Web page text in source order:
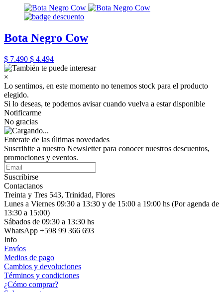
Bota Negro Cow
$ 7.490 $ 4.494
×
Lo sentimos, en este momento no tenemos stock para el producto
elegido.
Si lo deseas, te podemos avisar cuando vuelva a estar disponible
Notificarme
No gracias
Enterate de las últimas novedades
Suscribite a nuestro Newsletter para conocer nuestros descuentos,
promociones y eventos.
Suscribirse
Contactanos
Treinta y Tres 543, Trinidad, Flores
Lunes a Viernes 09:30 a 13:30 y de 15:00 a 19:00 hs (Por agenda de
13:30 a 15:00)
Sábados de 09:30 a 13:30 hs
WhatsApp +598 99 366 693
Info
Envíos
Medios de pago
Cambios y devoluciones
Términos y condiciones
¿Cómo comprar?